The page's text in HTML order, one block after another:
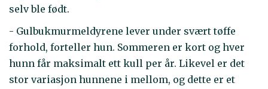
selv ble født.
- Gulbukmurmeldyrene lever under svært tøffe
forhold, forteller hun. Sommeren er kort og hver
hunn får maksimalt ett kull per år. Likevel er det
stor variasjon hunnene i mellom, og dette er et